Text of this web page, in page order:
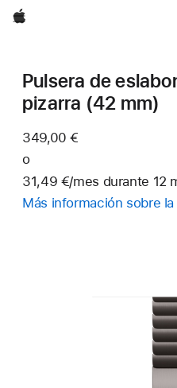
Apple
Pulsera de
pizarra (42 mm)
349,00 €
o
31,49 €/mes durante 12
a
Más información sobre